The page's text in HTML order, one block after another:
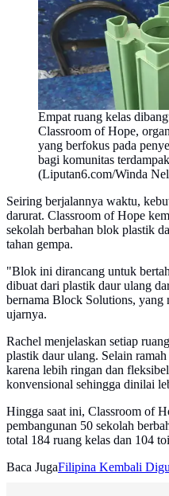
Empat ruang kelas
Classroom of Hope,
yang berfokus pada
bagi komunitas
(Liputan6.com/Winda
Seiring berjalannya waktu,
darurat. Classroom of Hope
sekolah berbahan blok plastik
tahan gempa.
"Blok ini dirancang untuk
dibuat dari plastik daur ulang
bernama Block Solutions,
ujarnya.
Rachel menjelaskan setiap
plastik daur ulang. Selain
karena lebih ringan dan
konvensional sehingga dinilai
Hingga saat ini, Classroom of
pembangunan 50 sekolah
total 184 ruang kelas dan 104
Baca JugaFilipina Kembali